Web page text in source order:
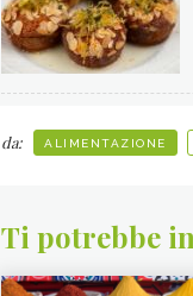
da: ALIMENTAZIONE
Ti potrebbe